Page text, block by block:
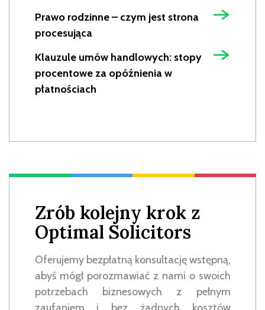
Prawo rodzinne – czym jest strona
procesująca
Klauzule umów handlowych: stopy
procentowe za opóźnienia w
płatnościach
Zrób kolejny krok z
Optimal Solicitors
Oferujemy bezpłatną konsultację wstępną,
abyś mógł porozmawiać z nami o swoich
potrzebach biznesowych z pełnym